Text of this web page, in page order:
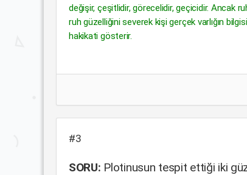
değişir, çeşitlidir, görecelidir, geçicidir. Ancak
ruh güzelliğini severek kişi gerçek varlığın
hakikati gösterir.
#3
SORU: Plotinusun tespit ettiği iki